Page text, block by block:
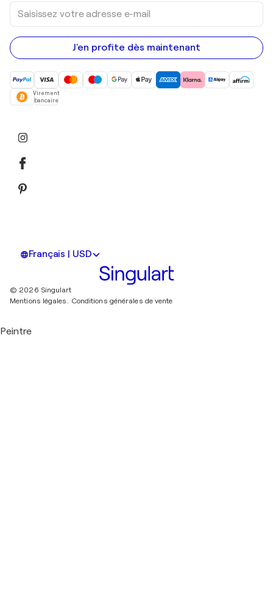
Saisissez
votre
adresse
e-
mail
J'en profite dès maintenant
Virement
bancaire
Français | USD
© 2026 Singulart
Mentions légales. Conditions générales de vente
Peintre